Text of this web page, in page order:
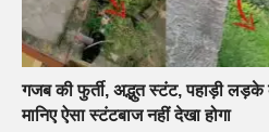
गजब की फुर्ती, अद्भुत स्टंट, पहाड़ी
मानिए ऐसा स्टंटबाज नहीं देखा होगा